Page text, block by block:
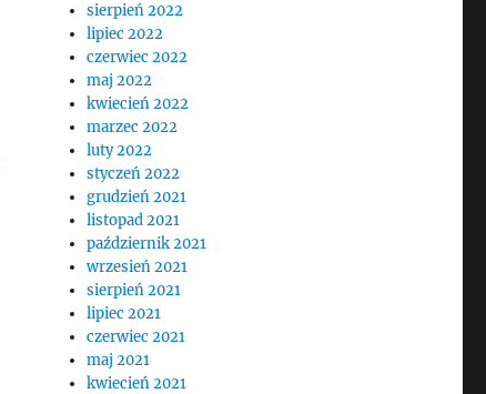
sierpień 2022
lipiec 2022
czerwiec 2022
maj 2022
kwiecień 2022
marzec 2022
luty 2022
styczeń 2022
grudzień 2021
listopad 2021
październik 2021
wrzesień 2021
sierpień 2021
lipiec 2021
czerwiec 2021
maj 2021
kwiecień 2021